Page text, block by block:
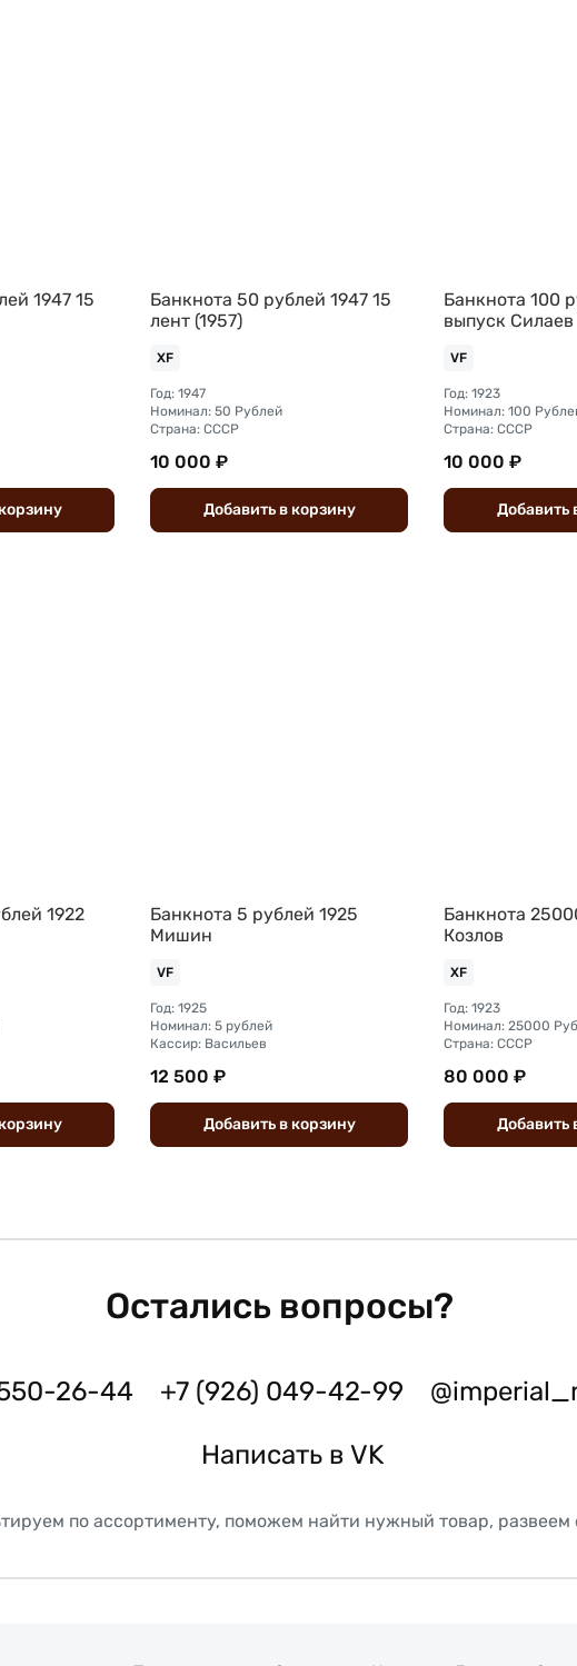
1947 15
Банкнота 50 рублей 1947 15
лент (1957)
XF
Год: 1947
Номинал: 50 Рублей
Страна: СССР
10 000 ₽
Добавить вкорзину
Банкнота 100
выпуск Силаев
VF
Год: 1923
Номинал: 100
Страна: СССР
10 000 ₽
Добавить
1922
Банкнота 5 рублей 1925
Мишин
VF
Год: 1925
Номинал: 5 рублей
Кассир: Васильев
12 500 ₽
Добавить вкорзину
Банкнота
Козлов
XF
Год: 1923
Номинал: 25000
Страна: СССР
80 000 ₽
Добавить
Остались вопросы?
26-44 +7 (926) 049-42-99
Написать в VK
по ассортименту, поможем найти нужный товар, развеем